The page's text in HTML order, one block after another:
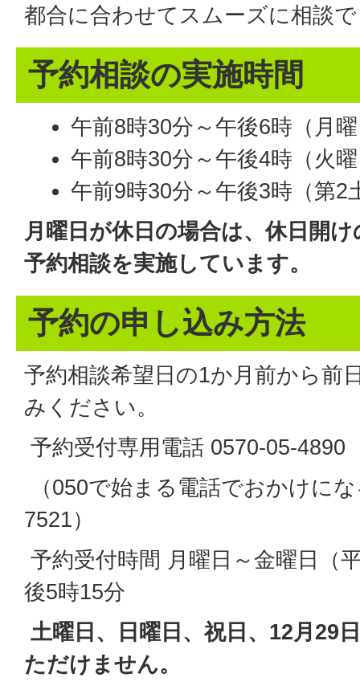
都合に合わせてスムーズに相談
予約相談の実施時間
午前8時30分～午後6時（月
午前8時30分～午後4時（火
午前9時30分～午後3時（第2
月曜日が休日の場合は、休日開
予約相談を実施しています。
予約の申し込み方法
予約相談希望日の1か月前から前
みください。
予約受付専用電話 0570-05-4890
（050で始まる電話でおかけに
7521）
予約受付時間 月曜日～金曜日（
後5時15分
土曜日、日曜日、祝日、12月29
ただけません。